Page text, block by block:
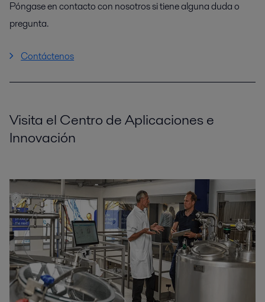
Póngase en contacto con nosotros si tiene alguna duda o
pregunta.
Contáctenos
Visita el Centro de Aplicaciones e
Innovación